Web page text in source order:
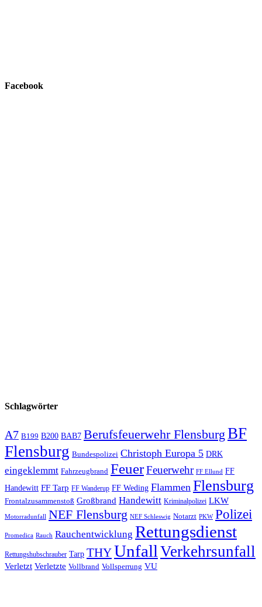
Facebook
Schlagwörter
A7 B199 B200 BAB7 Berufsfeuerwehr Flensburg BF
Flensburg Bundespolizei Christoph Europa 5 DRK
eingeklemmt Fahrzeugbrand FeuerFeuerwehr FF Ellund FF
Handewitt FF Tarp FF Wanderup FF Weding Flammen Flensburg
Frontalzusammenstoß Großbrand Handewitt Kriminalpolizei LKW
Motorradunfall NEF Flensburg NEF Schleswig Notarzt PKW Polizei
Promedica Rauch Rauchentwicklung Rettungsdienst
Rettungshubschrauber Tarp THYUnfall Verkehrsunfall
Verletzt Verletzte Vollbrand Vollsperrung VU